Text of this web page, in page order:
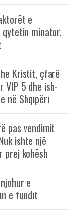
e
qytetin minator.
Kristit, çfarë
VIP 5 dhe ish-
në Shqipëri
pas vendimit
ishte një
prej kohësh
e
e fundit